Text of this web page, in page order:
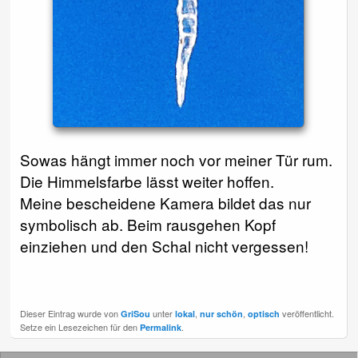
Sowas hängt immer noch vor meiner Tür rum.
Die Himmelsfarbe lässt weiter hoffen.
Meine bescheidene Kamera bildet das nur
symbolisch ab. Beim rausgehen Kopf
einziehen und den Schal nicht vergessen!
Dieser Eintrag wurde vonGriSou unterlokal ,nur schön ,optisch veröffentlicht.
Setze ein Lesezeichen für denPermalink